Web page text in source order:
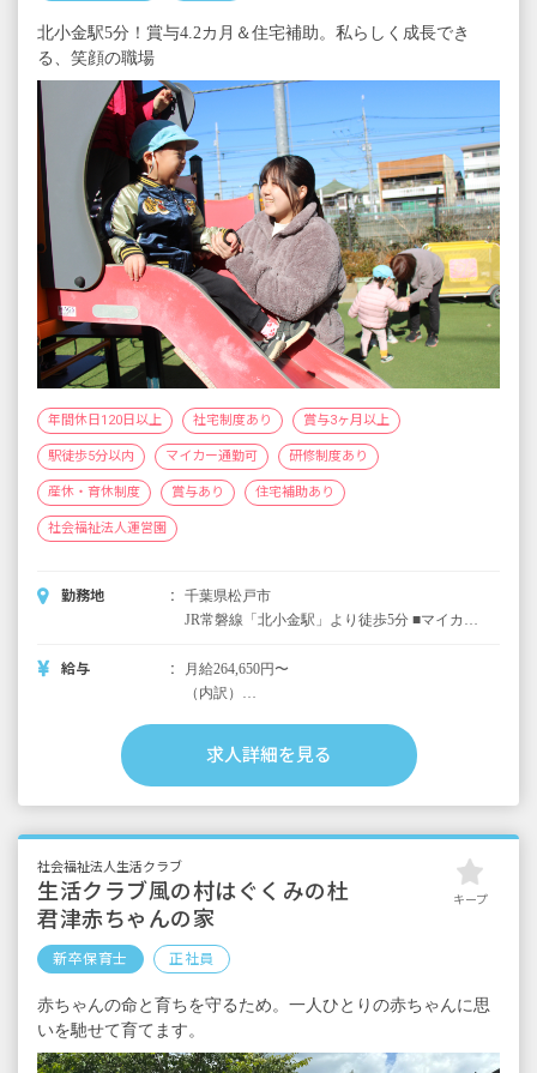
北小金駅5分！賞与4.2カ月＆住宅補助。私らしく成長でき
る、笑顔の職場
年間休日120日以上 社宅制度あり 賞与3ヶ月以上
駅徒歩5分以内 マイカー通勤可 研修制度あり
産休・育休制度 賞与あり 住宅補助あり
社会福祉法人運営園
勤務地
千葉県松戸市
JR常磐線「北小金駅」より徒歩5分 ■マイカー
負担） ■自転車通勤可能（最寄り駅の駐輪場
代も補助）
給与
月給264,650円〜
（内訳）
松戸手当 45,000円
処遇改善手当 8,500円
＜別途支給手当＞
■役職手当
■残業手当
※手当はいずれも別途規定有り
（基本給）
■賞与年2回（7月／12月）昨年実績：計4.2カ
月分
求人詳細を見る
社会福祉法人生活クラブ
生活クラブ風の村はぐくみの杜
君津赤ちゃんの家
新卒保育士 正社員
キープ
赤ちゃんの命と育ちを守るため。一人ひとりの赤ちゃんに思
いを馳せて育てます。